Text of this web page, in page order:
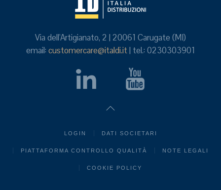
Via dell'Artigianato, 2 | 20061 Carugate (MI)
email: customercare@italdi.it| tel.: 0230303901
LOGIN DATI SOCIETARI
PIATTAFORMA CONTROLLO QUALITÀ NOTE LEGALI
COOKIE POLICY